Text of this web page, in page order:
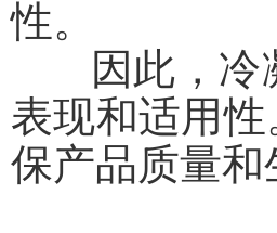
性。
因此，冷凝
表现和适用
保产品质量